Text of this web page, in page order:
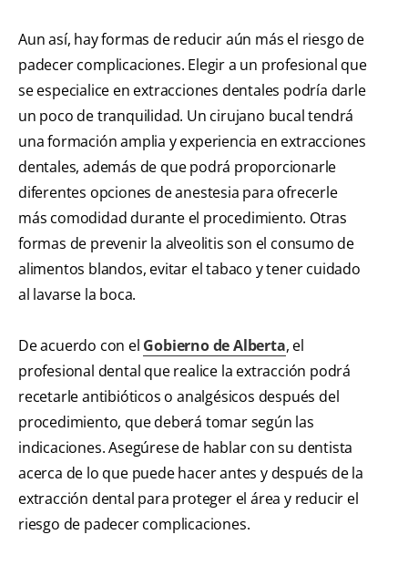
Aun así, hay formas de reducir aún más el riesgo de
padecer complicaciones. Elegir a un profesional que
se especialice en extracciones dentales podría darle
un poco de tranquilidad. Un cirujano bucal tendrá
una formación amplia y experiencia en extracciones
dentales, además de que podrá proporcionarle
diferentes opciones de anestesia para ofrecerle
más comodidad durante el procedimiento. Otras
formas de prevenir la alveolitis son el consumo de
alimentos blandos, evitar el tabaco y tener cuidado
al lavarse la boca.
De acuerdo con el Gobierno de Alberta, el
profesional dental que realice la extracción podrá
recetarle antibióticos o analgésicos después del
procedimiento, que deberá tomar según las
indicaciones. Asegúrese de hablar con su dentista
acerca de lo que puede hacer antes y después de la
extracción dental para proteger el área y reducir el
riesgo de padecer complicaciones.